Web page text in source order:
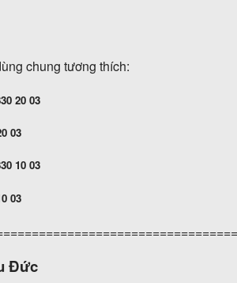
chung tương thích:
20 03
03
10 03
03
Đức